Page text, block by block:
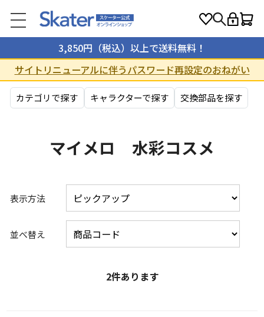
3,850円（税込）以上で送料無料！
サイトリニューアルに伴うパスワード再設定のおねがい
カテゴリで探す キャラクターで探す 交換部品を探す
マイメロ 水彩コスメ
表示方法
並べ替え
2件あります